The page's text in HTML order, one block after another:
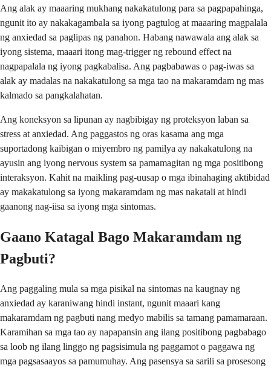
Ang alak ay maaaring mukhang nakakatulong para sa pagpapahinga,
ngunit ito ay nakakagambala sa iyong pagtulog at maaaring magpalala
ng anxiedad sa paglipas ng panahon. Habang nawawala ang alak sa
iyong sistema, maaari itong mag-trigger ng rebound effect na
nagpapalala ng iyong pagkabalisa. Ang pagbabawas o pag-iwas sa
alak ay madalas na nakakatulong sa mga tao na makaramdam ng mas
kalmado sa pangkalahatan.
Ang koneksyon sa lipunan ay nagbibigay ng proteksyon laban sa
stress at anxiedad. Ang paggastos ng oras kasama ang mga
suportadong kaibigan o miyembro ng pamilya ay nakakatulong na
ayusin ang iyong nervous system sa pamamagitan ng mga positibong
interaksyon. Kahit na maikling pag-uusap o mga ibinahaging aktibidad
ay makakatulong sa iyong makaramdam ng mas nakatali at hindi
gaanong nag-iisa sa iyong mga sintomas.
Gaano Katagal Bago Makaramdam ng
Pagbuti?
Ang paggaling mula sa mga pisikal na sintomas na kaugnay ng
anxiedad ay karaniwang hindi instant, ngunit maaari kang
makaramdam ng pagbuti nang medyo mabilis sa tamang pamamaraan.
Karamihan sa mga tao ay napapansin ang ilang positibong pagbabago
sa loob ng ilang linggo ng pagsisimula ng paggamot o paggawa ng
mga pagsasaayos sa pamumuhay. Ang pasensya sa sarili sa prosesong